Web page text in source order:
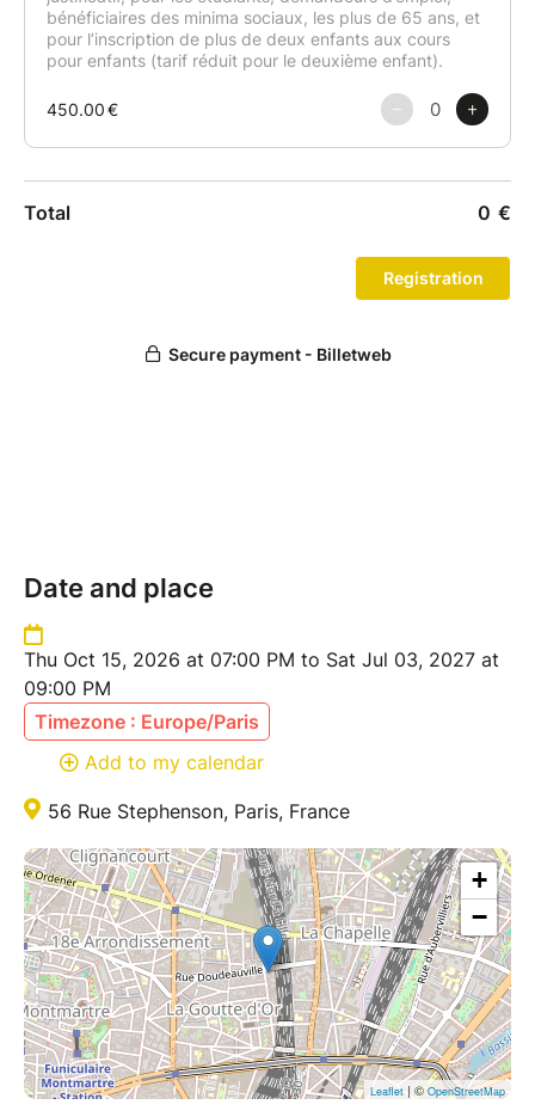
Date and place
Thu Oct 15, 2026 at 07:00 PM to Sat Jul 03, 2027 at
09:00 PM
Timezone : Europe/Paris
Add to my calendar
56 Rue Stephenson, Paris, France
+
−
Leaflet | ©OpenStreetMap